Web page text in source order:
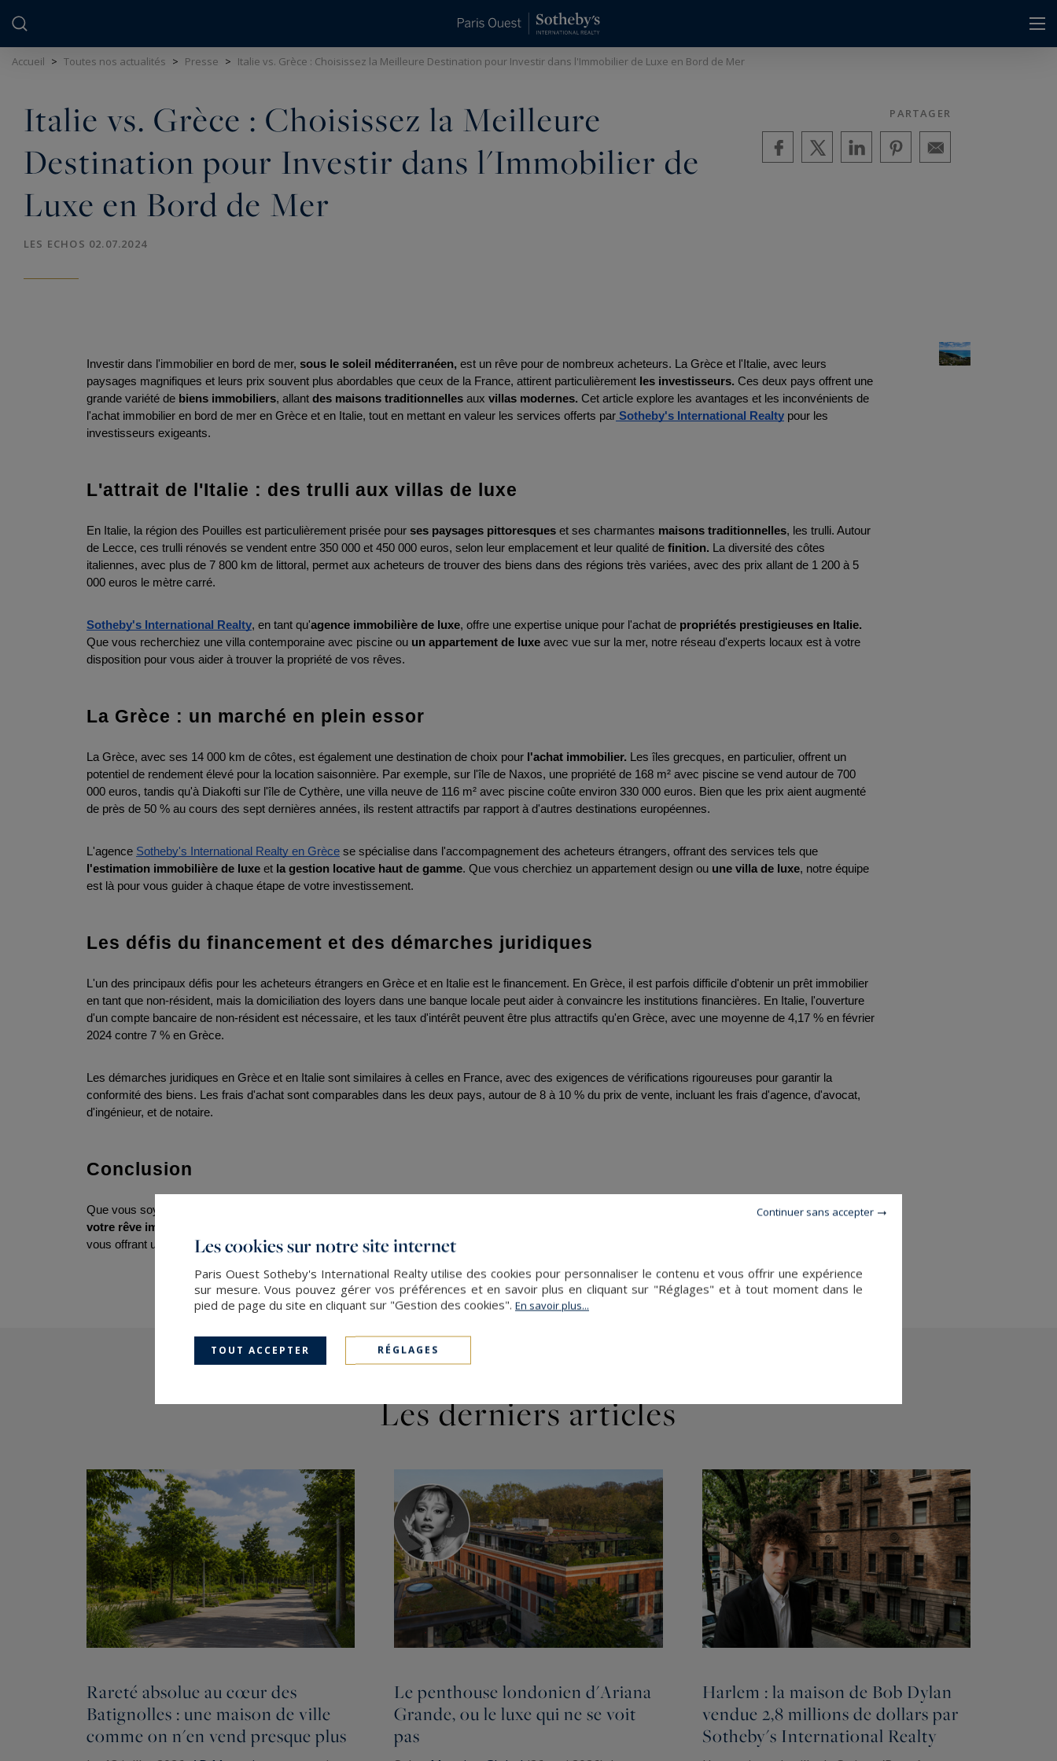
Accueil > Toutes nos actualités > Presse > Italie vs. Grèce : Choisissez la Meilleure Destination pour Investir dans l'Immobilier de Luxe en Bord de Mer
Italie vs. Grèce : Choisissez la Meilleure
Destination pour Investir dans l'Immobilier de
Luxe en Bord de Mer
LES ECHOS 02.07.2024
PARTAGER
Investir dans l'immobilier en bord de mer, sous le soleil méditerranéen, est un rêve pour de nombreux acheteurs. La Grèce et l'Italie, avec leurs
paysages magnifiques et leurs prix souvent plus abordables que ceux de la France, attirent particulièrement les investisseurs. Ces deux pays offrent une
grande variété de biens immobiliers, allant des maisons traditionnelles aux villas modernes. Cet article explore les avantages et les inconvénients de
l'achat immobilier en bord de mer en Grèce et en Italie, tout en mettant en valeur les services offerts par Sotheby's International Realty pour les
investisseurs exigeants.
L'attrait de l'Italie : des trulli aux villas de luxe
En Italie, la région des Pouilles est particulièrement prisée pour ses paysages pittoresques et ses charmantes maisons traditionnelles, les trulli. Autour
de Lecce, ces trulli rénovés se vendent entre 350 000 et 450 000 euros, selon leur emplacement et leur qualité de finition. La diversité des côtes
italiennes, avec plus de 7 800 km de littoral, permet aux acheteurs de trouver des biens dans des régions très variées, avec des prix allant de 1 200 à 5
000 euros le mètre carré.
Sotheby's International Realty, en tant qu'agence immobilière de luxe, offre une expertise unique pour l'achat de propriétés prestigieuses en Italie.
Que vous recherchiez une villa contemporaine avec piscine ou un appartement de luxe avec vue sur la mer, notre réseau d'experts locaux est à votre
disposition pour vous aider à trouver la propriété de vos rêves.
La Grèce : un marché en plein essor
La Grèce, avec ses 14 000 km de côtes, est également une destination de choix pour l'achat immobilier. Les îles grecques, en particulier, offrent un
potentiel de rendement élevé pour la location saisonnière. Par exemple, sur l'île de Naxos, une propriété de 168 m² avec piscine se vend autour de 700
000 euros, tandis qu'à Diakofti sur l'île de Cythère, une villa neuve de 116 m² avec piscine coûte environ 330 000 euros. Bien que les prix aient augmenté
de près de 50 % au cours des sept dernières années, ils restent attractifs par rapport à d'autres destinations européennes.
L'agence Sotheby's International Realty en Grèce
l'estimation immobilière de luxe et la gestion locative haut de gamme. Que vous cherchiez un appartement design ou une villa de luxe, notre équipe
est là pour vous guider à chaque étape de votre investissement.
Les défis du financement et des démarches juridiques
L'un des principaux défis pour les acheteurs étrangers en Grèce et en Italie est le financement. En Grèce, il est parfois difficile d'obtenir un prêt immobilier
en tant que non-résident, mais la domiciliation des loyers dans une banque locale peut aider à convaincre les institutions financières. En Italie, l'ouverture
d'un compte bancaire de non-résident est nécessaire, et les taux d'intérêt peuvent être plus attractifs qu'en Grèce, avec une moyenne de 4,17 % en février
2024 contre 7 % en Grèce.
Les démarches juridiques en Grèce et en Italie sont similaires à celles en France, avec des exigences de vérifications rigoureuses pour garantir la
conformité des biens. Les frais d'achat sont comparables dans les deux pays, autour de 8 à 10 % du prix de vente, incluant les frais d'agence, d'avocat,
d'ingénieur, et de notaire.
Conclusion
Que vous soyez intéressé par l'achat d'un trullo en Italie, d'une villa en Grèce,
est votre partenaire de confiance pour réaliser
votre rêve immobilier.
vous offrant un service sur mesure et des conseils personnalisés. Pour plus d'informations, contactez notre agence dès aujourd'hui.
Les derniers articles
Rareté absolue au cœur des
Batignolles : une maison de ville
comme on n'en vend presque plus
Le penthouse londonien d'Ariana
Grande, ou le luxe qui ne se voit
pas
Harlem : la maison de Bob Dylan
vendue 2,8 millions de dollars par
Sotheby's International Realty
Les cookies sur notre site internet
Paris Ouest Sotheby's International Realty utilise des cookies pour personnaliser le contenu et vous offrir une expérience
sur mesure. Vous pouvez gérer vos préférences et en savoir plus en cliquant sur "Réglages" et à tout moment dans le
pied de page du site en cliquant sur "Gestion des cookies". En savoir plus...
TOUT ACCEPTER RÉGLAGES
Continuer sans accepter